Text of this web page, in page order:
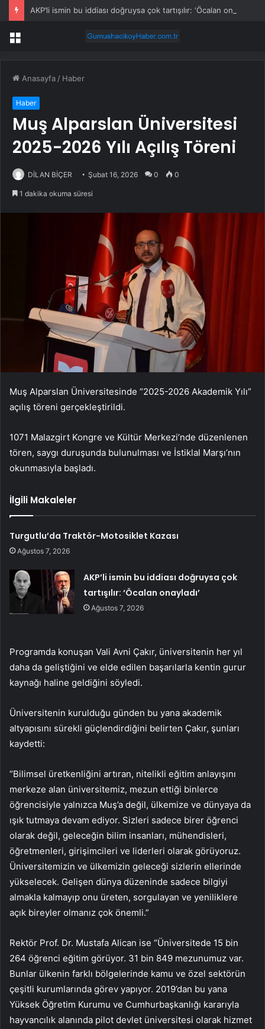
Menü
Anasayfa / Haber
Haber
Muş Alparslan Üniversitesi
2025-2026 Yılı Açılış Töreni
DİLAN BİÇER Şubat 16, 2026 0 0
1 dakika okuma süresi
Muş Alparslan Üniversitesinde “2025-2026 Akademik Yılı”
açılış töreni gerçekleştirildi.
1071 Malazgirt Kongre ve Kültür Merkezi’nde düzenlenen
tören, saygı duruşunda bulunulması ve İstiklal Marşı’nın
okunmasıyla başladı.
İlgili Makaleler
Turgutlu’da Traktör-Motosiklet Kazası
Ağustos 7, 2026
AKP’li ismin bu iddiası doğruysa çok
tartışılır: ‘Öcalan onayladı’
Ağustos 7, 2026
Programda konuşan Vali Avni Çakır, üniversitenin her yıl
daha da geliştiğini ve elde edilen başarılarla kentin gurur
kaynağı haline geldiğini söyledi.
Üniversitenin kurulduğu günden bu yana akademik
altyapısını sürekli güçlendirdiğini belirten Çakır, şunları
kaydetti:
“Bilimsel üretkenliğini artıran, nitelikli eğitim anlayışını
merkeze alan üniversitemiz, mezun ettiği binlerce
öğrencisiyle yalnızca Muş’a değil, ülkemize ve dünyaya da
ışık tutmaya devam ediyor. Sizleri sadece birer öğrenci
olarak değil, geleceğin bilim insanları, mühendisleri,
öğretmenleri, girişimcileri ve liderleri olarak görüyoruz.
Üniversitemizin ve ülkemizin geleceği sizlerin ellerinde
yükselecek. Gelişen dünya düzeninde sadece bilgiyi
almakla kalmayıp onu üreten, sorgulayan ve yeniliklere
açık bireyler olmanız çok önemli.”
Rektör Prof. Dr. Mustafa Alican ise “Üniversitede 15 bin
264 öğrenci eğitim görüyor. 31 bin 849 mezunumuz var.
Bunlar ülkenin farklı bölgelerinde kamu ve özel sektörün
çeşitli kurumlarında görev yapıyor. 2019’dan bu yana
Yüksek Öğretim Kurumu ve Cumhurbaşkanlığı kararıyla
hayvancılık alanında pilot devlet üniversitesi olarak hizmet